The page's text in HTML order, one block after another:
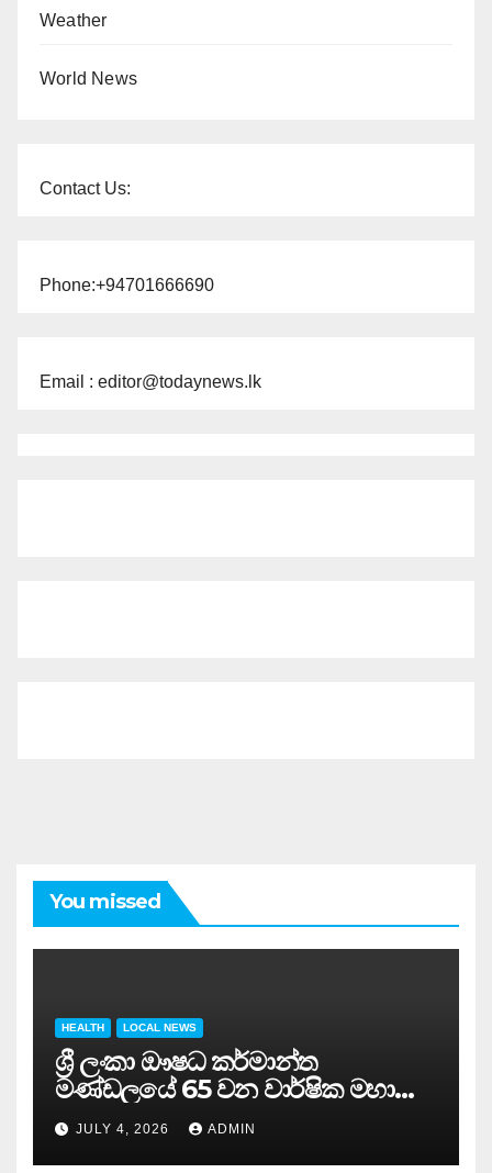
Weather
World News
Contact Us:
Phone:+94701666690
Email : editor@todaynews.lk
You missed
HEALTH LOCAL NEWS
ශ්‍රී ලංකා ඖෂධ කර්මාන්ත
මණ්ඩලයේ 65 වන වාර්ෂික මහා
සමුළුව සෞඛ්‍ය නියෝජ්‍ය
අමාත්‍යවරයාගේ ප්‍රධානත්වයෙන්……
JULY 4, 2026 ADMIN